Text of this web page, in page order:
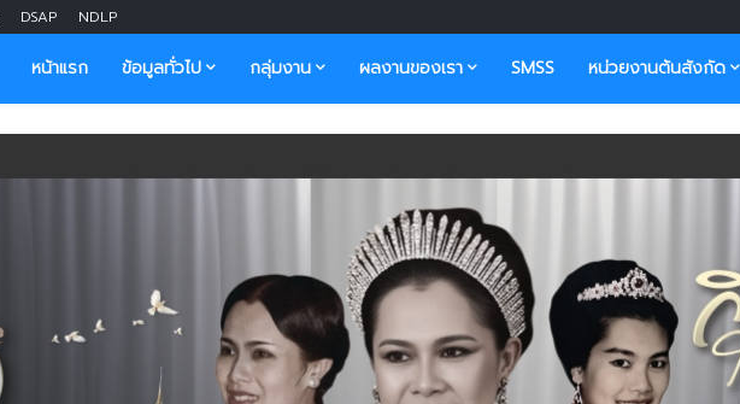
DSAP NDLP
หน้าแรก ข้อมูลทั่วไป กลุ่มงาน ผลงานของเรา SMSS หน่วยงานต้นสังกัด